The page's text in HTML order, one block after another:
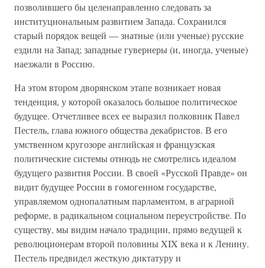
позволившего бы целенаправленно следовать за
институциональным развитием Запада. Сохранился
старый порядок вещей — знатные (или ученые) русские
ездили на Запад; западные гувернеры (и, иногда, ученые)
наезжали в Россию.
На этом втором дворянском этапе возникает новая
тенденция, у которой оказалось большое политическое
будущее. Отчетливее всех ее выразил полковник Павел
Пестель, глава южного общества декабристов. В его
умственном кругозоре английская и французская
политические системы отнюдь не смотрелись идеалом
будущего развития России. В своей «Русской Правде» он
видит будущее России в гомогенном государстве,
управляемом однопалатным парламентом, в аграрной
реформе, в радикальном социальном переустройстве. По
существу, мы видим начало традиции, прямо ведущей к
революционерам второй половины XIX века и к Ленину.
Пестель предвидел жесткую диктатуру и